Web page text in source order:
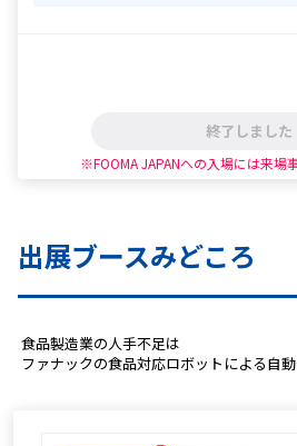
終了しました
※FOOMA JAPANへの入場には来場
出展ブースみどころ
食品製造業の人手不足は
ファナックの食品対応ロボットによる自